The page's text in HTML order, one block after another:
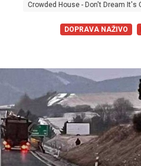
House - Don't Dream It's Over
DOPRAVA NAŽIVO